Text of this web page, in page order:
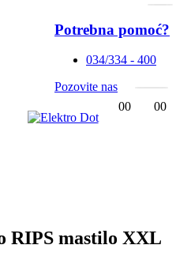
Potrebna pomoć?
034/334 - 400
Pozovite nas
00 00
RIPS mastilo XXL